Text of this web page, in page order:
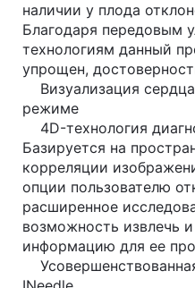
наличии у плода
Благодаря передовым
технологиям данный
упрощен,
Визуализация
режиме
4D-технология
Базируется на
корреляции
опции пользователю
расширенное
возможность извлечь
информацию для ее